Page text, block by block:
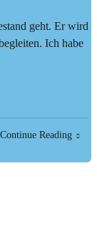
geht. Er wird
Ich habe
Continue Reading